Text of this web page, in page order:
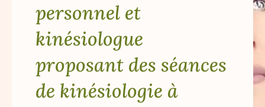
personnel et
kinésiologue
proposant des séances
de kinésiologie à